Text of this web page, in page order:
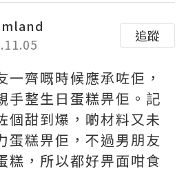
追蹤
一齊嘅時候應承咗佢，
手整生日蛋糕畀佢。記
個甜到爆，啲材料又未
蛋糕畀佢，不過男朋友
糕，所以都好畀面咁食